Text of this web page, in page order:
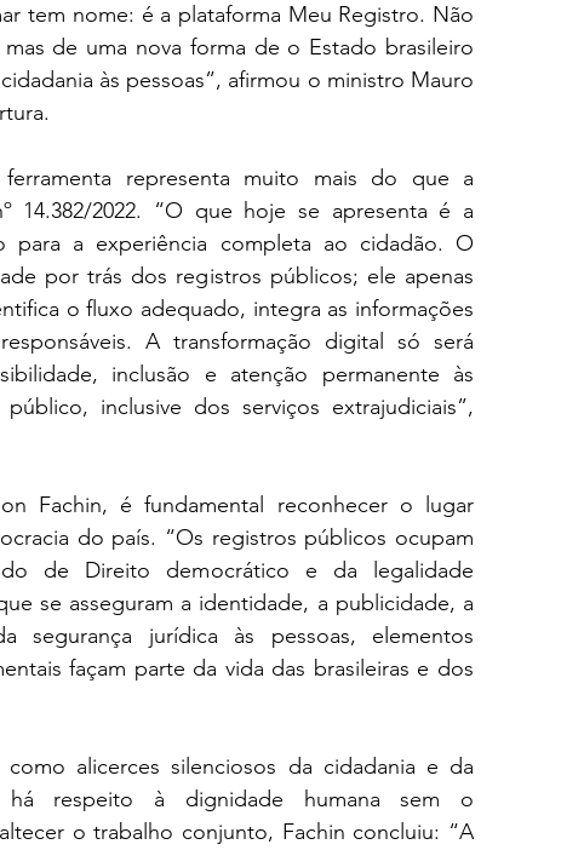
tem nome: é a plataforma Meu Registro. Não
de uma nova forma de o Estado brasileiro
às pessoas”, afirmou o ministro Mauro
representa muito mais do que a
14.382/2022. “O que hoje se apresenta é a
para a experiência completa ao cidadão. O
por trás dos registros públicos; ele apenas
o fluxo adequado, integra as informações
A transformação digital só será
inclusão e atenção permanente às
inclusive dos serviços extrajudiciais”,
Fachin, é fundamental reconhecer o lugar
do país. “Os registros públicos ocupam
de Direito democrático e da legalidade
se asseguram a identidade, a publicidade, a
segurança jurídica às pessoas, elementos
façam parte da vida das brasileiras e dos
alicerces silenciosos da cidadania e da
há respeito à dignidade humana sem o
o trabalho conjunto, Fachin concluiu: “A